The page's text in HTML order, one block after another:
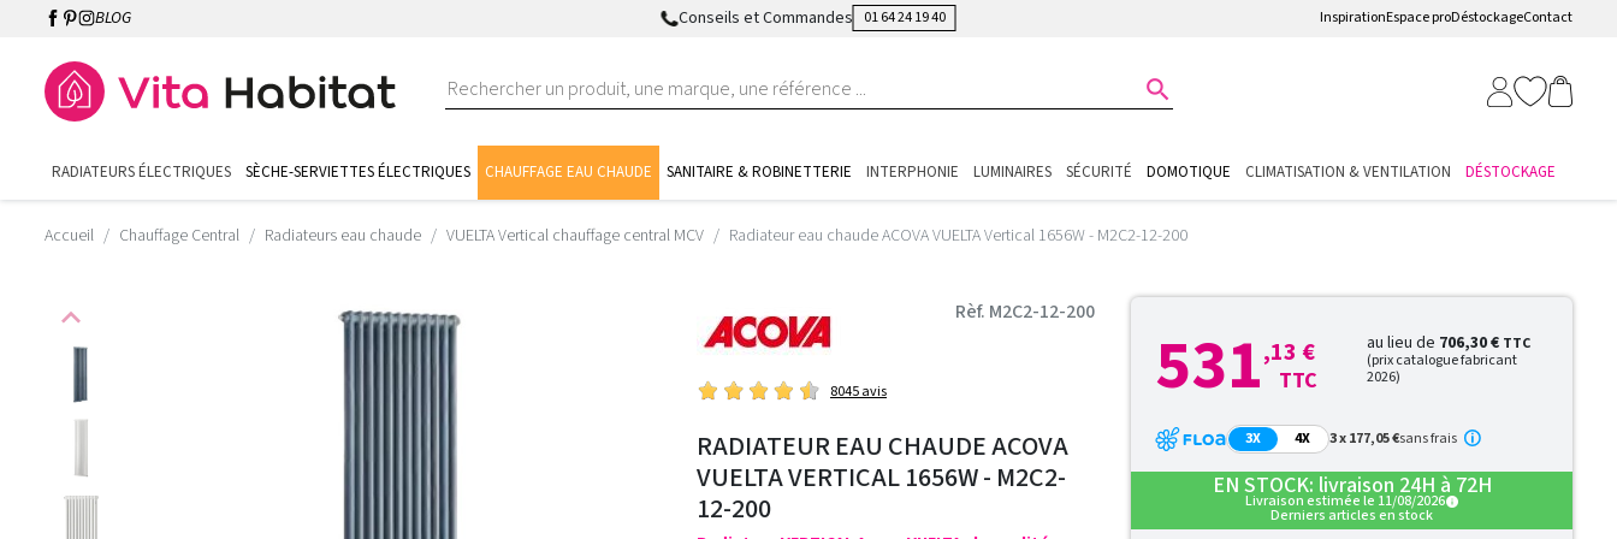
BLOG Conseils et Commandes 01 64 24 19 40 InspirationEspace proDéstockageContact

RADIATEURS ÉLECTRIQUES SÈCHE-SERVIETTES ÉLECTRIQUES CHAUFFAGE EAU CHAUDE SANITAIRE & ROBINETTERIE INTERPHONIE LUMINAIRES SÉCURITÉ DOMOTIQUE CLIMATISATION & VENTILATION DÉSTOCKAGE
Accueil Chauffage Central Radiateurs eau chaude VUELTA Vertical chauffage central MCV Radiateur eau chaude ACOVA VUELTA Vertical 1656W - M2C2-12-200
expand_less Rèf. M2C2-12-200
8045 avis
RADIATEUR EAU CHAUDE ACOVA
VUELTA VERTICAL 1656W - M2C2-
12-200
531,13 €
TTC
au lieu de 706,30 € TTC
(prix catalogue fabricant
2026)
3X 4X 3 x 177,05 €sans frais
EN STOCK: livraison 24H à 72H
Livraison estimée le 11/08/2026info
Derniers articles en stock